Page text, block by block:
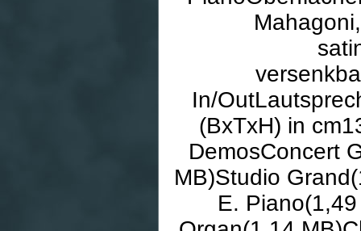
In/
(BxTxH) in
DemosConcert
MB)Studio
E.